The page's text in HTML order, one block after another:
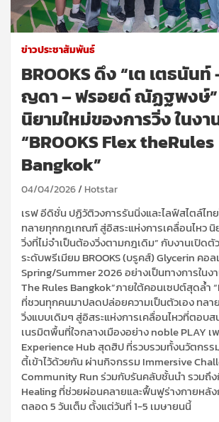
ข่าวประชาสัมพันธ์
BROOKS ดึง “เต เตธนัน
ญดา – ฟรอยด์ ณัฏฐพงษ์”
นิยามใหม่ของการวิ่ง ในงา
“BROOKS Flex theRules
Bangkok”
04/04/2026 Hotstar
เรฟ อีดิชั่น ปฏิวัติวงการรันนิ่งและไลฟ์สไตล์ไท
ทลายทุกกฎเกณฑ์ สู่อิสระแห่งการเคลื่อนไหวนิ
วิ่งที่ไม่จำเป็นต้องวิ่งตามกฎเดิม”กับงานเปิดตั
ระดับพรีเมียม BROOKS (บรูคส์)Glycerin คอล
Spring/Summer 2026อย่างเป็นทางการในง
The Rules Bangkok”ภายใต้คอนเซปต์สุดล้ำ
ที่ชวนทุกคนมาปลดปล่อยความเป็นตัวเอง ทล
วิ่งแบบเดิมๆ สู่อิสระแห่งการเคลื่อนไหวที่ตอบ
เนรมิตพื้นที่ใจกลางเมืองอย่างnoblePLAY เ
Experience Hubสุดฮิปที่รวบรวมทั้งนวัตกรร
ตี้เข้าไว้ด้วยกัน ผ่านกิจกรรม Immersive
Community Runร่วมกับรันคลับชั้นนำ รวมถึ
Healingที่ช่วยผ่อนคลายและฟื้นฟูร่างกายหลั
ตลอด5วันเต็ม ตั้งแต่วันที่1-5 เมษายนนี้